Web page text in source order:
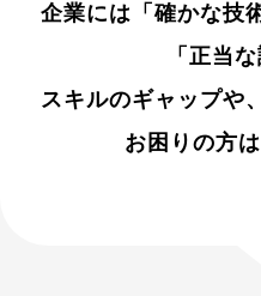
企業には「確かな技
「正当
スキルのギャップや
お困りの方